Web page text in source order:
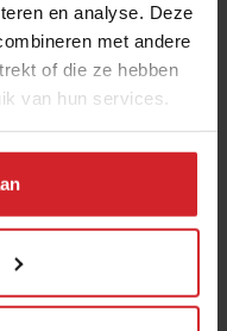
en analyse. Deze
met andere
of die ze hebben
van hun services.
21 december 2015| 1 min